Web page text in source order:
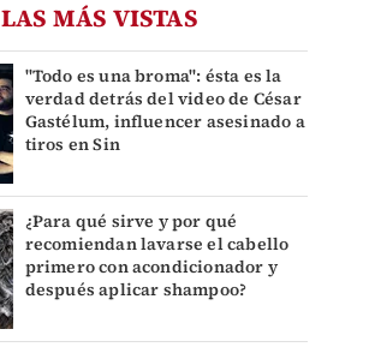
LAS MÁS VISTAS
"Todo es una broma": ésta es la
verdad detrás del video de César
Gastélum, influencer asesinado a
tiros en Sin
¿Para qué sirve y por qué
recomiendan lavarse el cabello
primero con acondicionador y
después aplicar shampoo?